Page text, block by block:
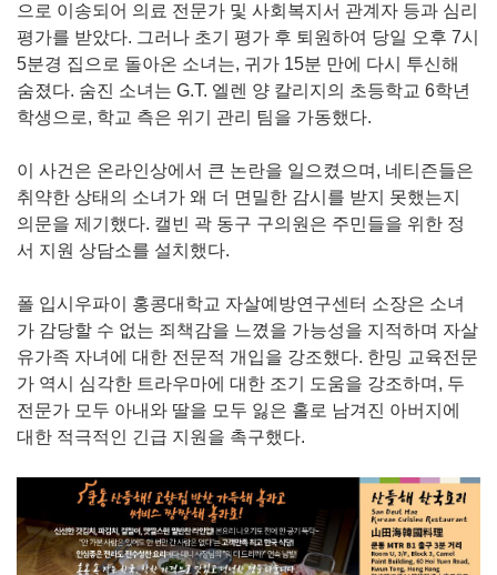
으로 이송되어 의료 전문가 및 사회복지서 관계자 등과 심리
평가를 받았다. 그러나 초기 평가 후 퇴원하여 당일 오후 7시
5분경 집으로 돌아온 소녀는, 귀가 15분 만에 다시 투신해
숨졌다. 숨진 소녀는 G.T. 엘렌 양 칼리지의 초등학교 6학년
학생으로, 학교 측은 위기 관리 팀을 가동했다.
이 사건은 온라인상에서 큰 논란을 일으켰으며, 네티즌들은
취약한 상태의 소녀가 왜 더 면밀한 감시를 받지 못했는지
의문을 제기했다. 캘빈 곽 동구 구의원은 주민들을 위한 정
서 지원 상담소를 설치했다.
폴 입시우파이 홍콩대학교 자살예방연구센터 소장은 소녀
가 감당할 수 없는 죄책감을 느꼈을 가능성을 지적하며 자살
유가족 자녀에 대한 전문적 개입을 강조했다. 한밍 교육전문
가 역시 심각한 트라우마에 대한 조기 도움을 강조하며, 두
전문가 모두 아내와 딸을 모두 잃은 홀로 남겨진 아버지에
대한 적극적인 긴급 지원을 촉구했다.